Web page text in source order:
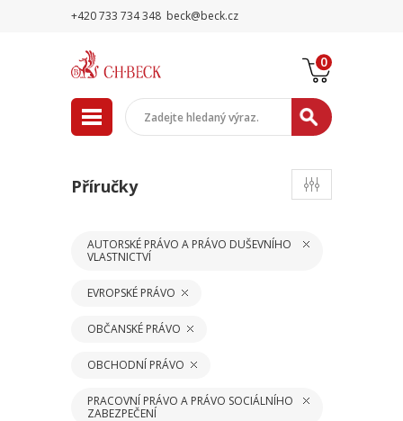
+420 733 734 348 beck@beck.cz
0
Příručky
AUTORSKÉ PRÁVO A PRÁVO DUŠEVNÍHO
VLASTNICTVÍ
EVROPSKÉ PRÁVO
OBČANSKÉ PRÁVO
OBCHODNÍ PRÁVO
PRACOVNÍ PRÁVO A PRÁVO SOCIÁLNÍHO
ZABEZPEČENÍ